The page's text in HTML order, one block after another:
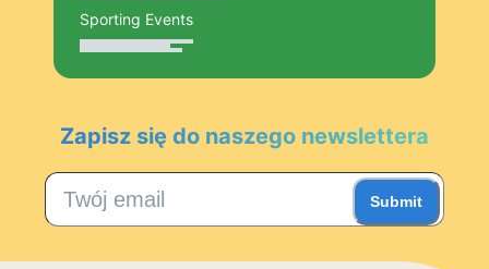
Sporting Events
Zapisz się do naszego newslettera
Submit